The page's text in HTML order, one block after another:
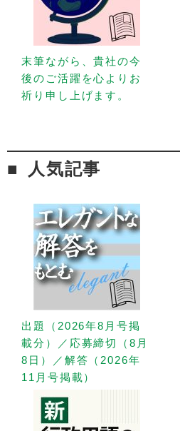
末筆ながら、貴社の今
後のご活躍を心よりお
祈り申し上げます。
人気記事
出題（2026年8月号掲
載分）／応募締切（8月
8日）／解答（2026年
11月号掲載）